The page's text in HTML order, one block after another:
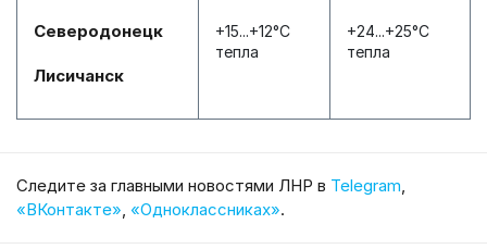
Северодонецк
Лисичанск
+15...+12°С
тепла
+24...+25°С
тепла
Cледите за главными новостями ЛНР в Telegram,
«ВКонтакте», «Одноклассниках».